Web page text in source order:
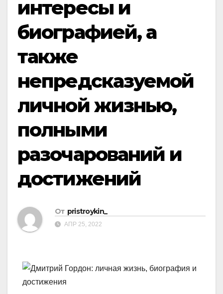
интересы и
биографией, а
также
непредсказуемой
личной жизнью,
полными
разочарований и
достижений
От pristroykin_
АПР 25, 2022